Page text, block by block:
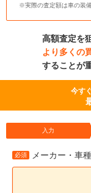
※実際の査定額は車の装
高額査定を
より多くの
することが
今す
入力
必須 メーカー・車